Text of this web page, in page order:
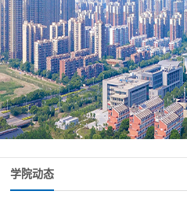
学院动态